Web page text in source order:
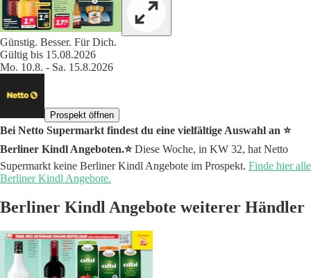
Günstig. Besser. Für Dich.
Gültig bis 15.08.2026
Mo. 10.8. - Sa. 15.8.2026
Prospekt öffnen
Bei Netto Supermarkt findest du eine vielfältige Auswahl an ⭐️
Berliner Kindl Angeboten.⭐️Diese Woche, in KW 32, hat Netto
Supermarkt keine Berliner Kindl Angebote im Prospekt. Finde hier alle
Berliner Kindl Angebote.
Berliner Kindl Angebote weiterer Händler